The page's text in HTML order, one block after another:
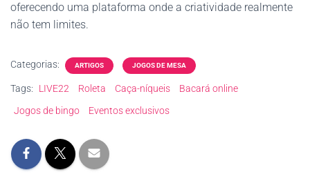
oferecendo uma plataforma onde a criatividade realmente
não tem limites.
Categorias: ARTIGOS JOGOS DE MESA
Tags: LIVE22 Roleta Caça-níqueis
Bacará online
Jogos de bingo
Eventos exclusivos